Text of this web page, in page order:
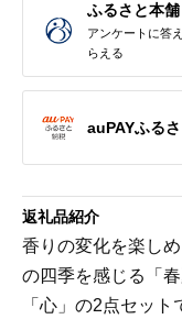
ふるさと本舗
アンケートに答
らえる
auPAYふる
返礼品紹介
香りの変化を楽し
の四季を感じる「
「心」の2点セッ